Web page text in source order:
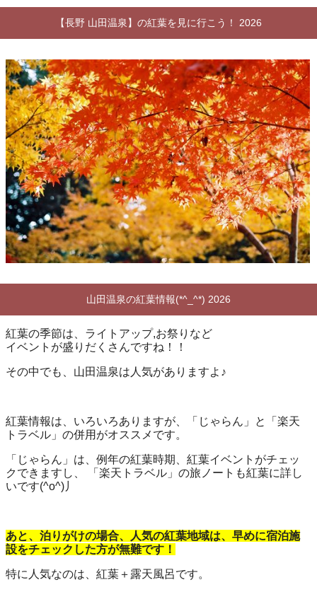
【長野 山田温泉】の紅葉を見に行こう！ 2026
山田温泉の紅葉情報(*^_^*) 2026
紅葉の季節は、ライトアップ,お祭りなど
イベントが盛りだくさんですね！！
その中でも、山田温泉は人気がありますよ♪
紅葉情報は、いろいろありますが、「じゃらん」と「楽天
トラベル」の併用がオススメです。
「じゃらん」は、例年の紅葉時期、紅葉イベントがチェッ
クできますし、 「楽天トラベル」の旅ノートも紅葉に詳し
いです(^o^)丿
あと、泊りがけの場合、人気の紅葉地域は、早めに宿泊施
設をチェックした方が無難です！
特に人気なのは、紅葉＋露天風呂です。